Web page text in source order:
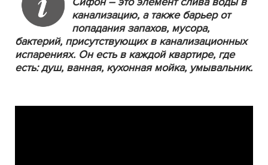
канализацию, а также барьер от
попадания запахов, мусора,
бактерий, присутствующих в канализационных
испарениях. Он есть в каждой квартире, где
есть: душ, ванная, кухонная мойка, умывальник.